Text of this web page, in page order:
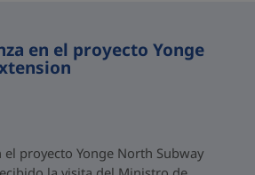
en el proyecto Yonge
el proyecto Yonge North Subway